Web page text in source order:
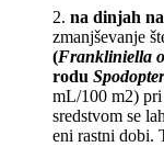
2. na dinjah
zmanjševanje
(Frankliniella
rodu
mL/100 m2)
sredstvom se
eni rastni dobi.